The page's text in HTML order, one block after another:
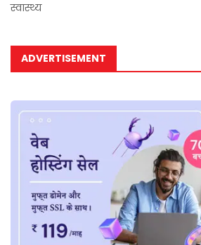
स्वास्थ्य
ADVERTISEMENT